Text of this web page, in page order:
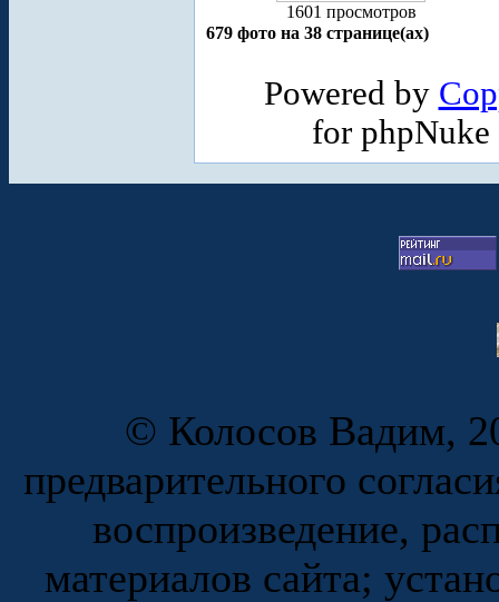
1601 просмотров
679 фото на 38 странице(ах)
Powered by
for
© Колосов Вадим,
предварительного
воспроизведение,
материалов сайта;